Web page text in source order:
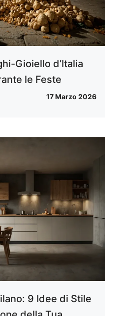
Gioiello d’Italia
le Feste
17 Marzo 2026
9 Idee di Stile